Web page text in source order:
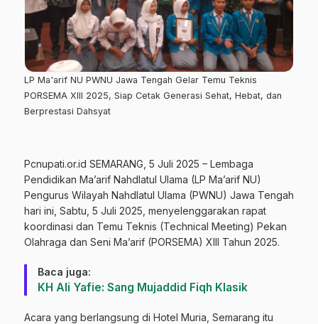
LP Ma'arif NU PWNU Jawa Tengah Gelar Temu Teknis
PORSEMA XIII 2025, Siap Cetak Generasi Sehat, Hebat, dan
Berprestasi Dahsyat
Pcnupati.or.id SEMARANG, 5 Juli 2025 – Lembaga
Pendidikan Ma’arif Nahdlatul Ulama (LP Ma’arif NU)
Pengurus Wilayah Nahdlatul Ulama (PWNU) Jawa Tengah
hari ini, Sabtu, 5 Juli 2025, menyelenggarakan rapat
koordinasi dan Temu Teknis (Technical Meeting) Pekan
Olahraga dan Seni Ma’arif (PORSEMA) XIII Tahun 2025.
Baca juga:
KH Ali Yafie: Sang Mujaddid Fiqh Klasik
Acara yang berlangsung di Hotel Muria, Semarang itu